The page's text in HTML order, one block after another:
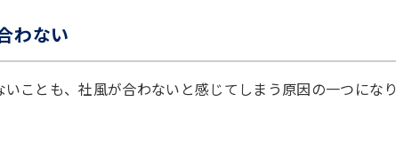
わない
ことも、社風が合わないと感じてしまう原因の一つになり